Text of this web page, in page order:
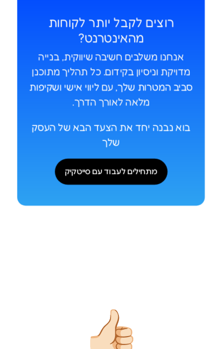
רוצים לקבל יותר לקוחות
מהאינטרנט?
אנחנו משלבים חשיבה שיווקית, בנייה
מדויקת וניסיון בקידום. כל תהליך מתוכנן
סביב המטרות שלך, עםליווי אישי ושקיפות
מלאה לאורך הדרך.
בוא נבנה יחד את הצעד הבא של העסק
שלך
מתחילים לעבוד עם סייטקיק